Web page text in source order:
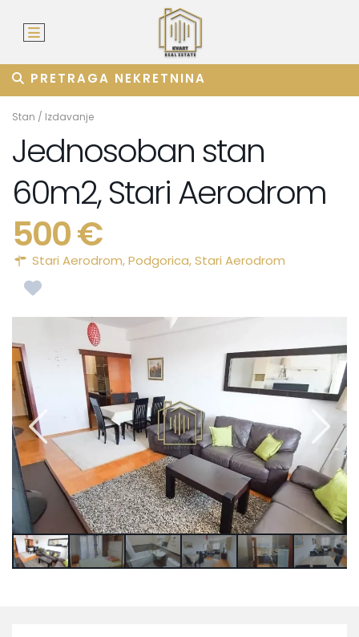
PRETRAGA NEKRETNINA
Stan / Izdavanje
Jednosoban stan
60m2, Stari Aerodrom
500 €
Stari Aerodrom,Podgorica,Stari Aerodrom